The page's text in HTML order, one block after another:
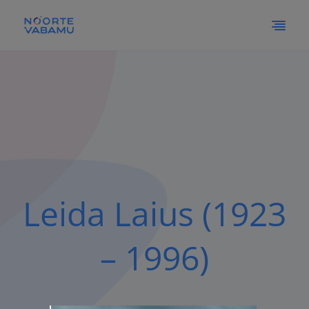
Leida Laius (1923
– 1996)
Vaata siia